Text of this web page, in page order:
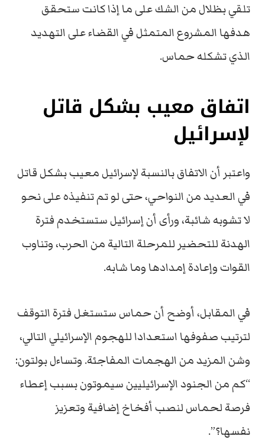
تلقي بظلال من الشك على ما إذا كانت ستحقق
هدفها المشروع المتمثل في القضاء على التهديد
الذي تشكله حماس.
اتفاق معيب بشكل قاتل
لإسرائيل
واعتبر أن الاتفاق بالنسبة لإسرائيل معيب بشكل قاتل
في العديد من النواحي، حتى لو تم تنفيذه على نحو
لا تشوبه شائبة، ورأى أن إسرائيل ستستخدم فترة
الهدنة للتحضير للمرحلة التالية من الحرب، وتناوب
القوات وإعادة إمدادها وما شابه.
في المقابل، أوضح أن حماس ستستغل فترة التوقف
لترتيب صفوفها استعدادا للهجوم الإسرائيلي التالي،
وشن المزيد من الهجمات المفاجئة. وتساءل بولتون:
“كم من الجنود الإسرائيليين سيموتون بسبب إعطاء
فرصة لحماس لنصب أفخاخ إضافية وتعزيز
نفسها؟”.